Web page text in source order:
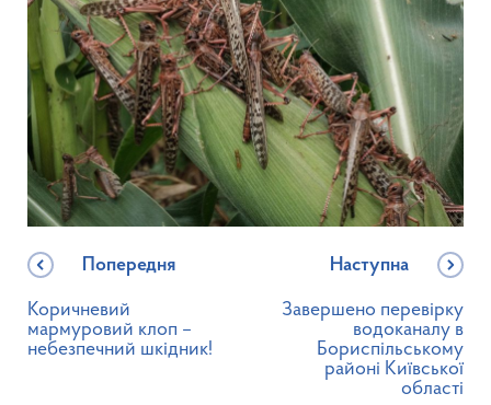
Попередня
Коричневий
мармуровий клоп –
небезпечний шкідник!
Наступна
Завершено перевірку
водоканалу в
Бориспільському
районі Київської
області